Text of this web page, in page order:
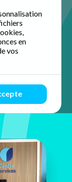
en
vos
impeccable.
Google
Appeler